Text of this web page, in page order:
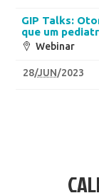
GIP Talks:
que um
Webinar
28/JUN/2023